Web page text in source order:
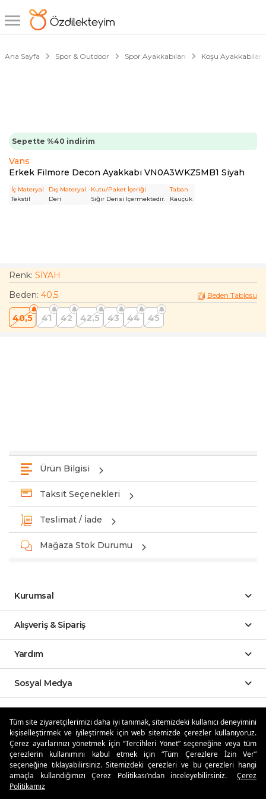
Tüm site ziyaretçilerimizi daha iyi tanımak, sitemizdeki kullanıcı deneyimini
kişiselleştirmek ve iyileştirmek için web sitemizde çerezler kullanıyoruz.
Çerez ayarlarınızı yönetmek için “Tercihleri Yönet” seçeneğine veya tüm
çerezlerin kullanımını kabul etmek için “Tüm Çerezlere İzin Ver”
seçeneğine tıklayabilirsiniz. Sitemizdeki çerezleri ve bu çerezleri hangi
amaçla kullandığımızı Çerez Politikası’ndan inceleyebilirsiniz.
Çerez
Politikamız
Ana Sayfa Spor & Outdoor Spor Ayakkabıları Koşu Ayakkabıları
Sepette %40 indirim
Vans
Erkek Filmore Decon Ayakkabı VN0A3WKZ5MB1 Siyah
İç Materyal
Tekstil
Dış Materyal
Deri
Kutu/Paket İçeriği
Sığır Derisi Içermektedir.
Taban
Kauçuk
1/6
Renk: SİYAH
Beden: 40,5 Beden Tablosu
40,5 41 42 42,5 43 44 45
Ürün Bilgisi
Taksit Seçenekleri
Teslimat / İade
Mağaza Stok Durumu
Kurumsal
Alışveriş & Sipariş
Yardım
Sosyal Medya
Özdilekteyim'de Taksit Avantajları
Güvenli Alışveriş